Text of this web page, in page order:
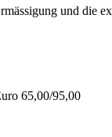
und die
65,00/95,00